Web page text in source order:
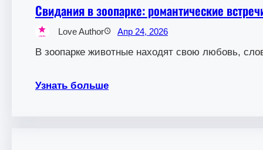
Свидания в зоопарке: романтические
Love Author Апр 24, 2026
В зоопарке животные находят свою любовь,
Узнать больше